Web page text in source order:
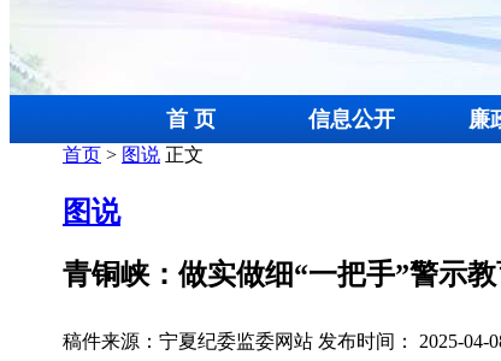
首 页 信息公开 廉
首页 > 图说 正文
图说
青铜峡：做实做细“一把手”警示
稿件来源：宁夏纪委监委网站 发布时间： 2025-04-